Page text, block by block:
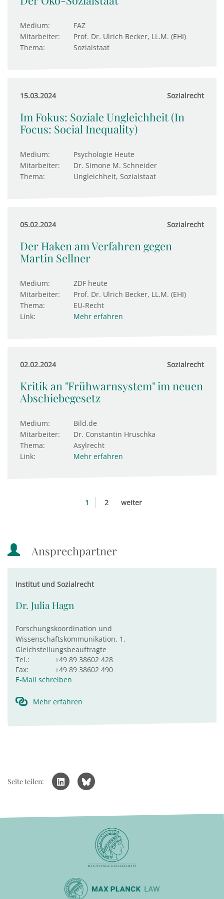
Medium:
FAZ
Mitarbeiter:
Prof. Dr. Ulrich Becker, LL.M. (EHI)
Thema:
Sozialstaat
15.03.2024 Sozialrecht
Im Fokus: Soziale Ungleichheit (In
Focus: Social Inequality)
Medium:
Psychologie Heute
Mitarbeiter:
Dr. Simone M. Schneider
Thema:
Ungleichheit, Sozialstaat
05.02.2024 Sozialrecht
Der Haken am Verfahren gegen
Martin Sellner
Medium:
ZDF heute
Mitarbeiter:
Prof. Dr. Ulrich Becker, LL.M. (EHI)
Thema:
EU-Recht
Link:
Mehr erfahren
02.02.2024 Sozialrecht
Kritik an "Frühwarnsystem" im neuen
Abschiebegesetz
Medium:
Bild.de
Mitarbeiter:
Dr. Constantin Hruschka
Thema:
Asylrecht
Link:
Mehr erfahren
1 2 weiter
Ansprechpartner
Institut und Sozialrecht
Dr. Julia Hagn
Forschungskoordination und
Wissenschaftskommunikation, 1.
Gleichstellungsbeauftragte
Tel.:
+49 89 38602 428
Fax:
+49 89 38602 490
E-Mail schreiben
Mehr erfahren
Seite teilen: